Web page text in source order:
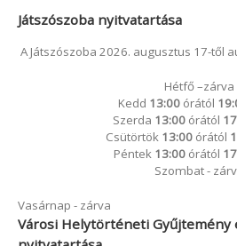
Játszószoba nyitvatartása
A Játszószoba 2026. augusztus 17-től
Hétfő –zárva
Kedd 13:00 órától
Szerda 13:00 órától
Csütörtök 13:00 órától
Péntek 13:00órától
Szombat -
Vasárnap - zárva
Városi Helytörténeti Gyűjtemény